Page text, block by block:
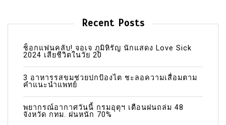
Recent Posts
ช็อกแฟนคลับ! จอเจ ภูมิหิรัญ นักแสดง Love Sick
2024 เสียชีวิตในวัย 20
3 อาหารรสขมช่วยปกป้องไต ชะลอความเสื่อมตาม
คำแนะนำแพทย์
พยากรณ์อากาศวันนี้ กรมอุตุฯ เตือนฝนถล่ม 48
จังหวัด กทม. ฝนหนัก 70%